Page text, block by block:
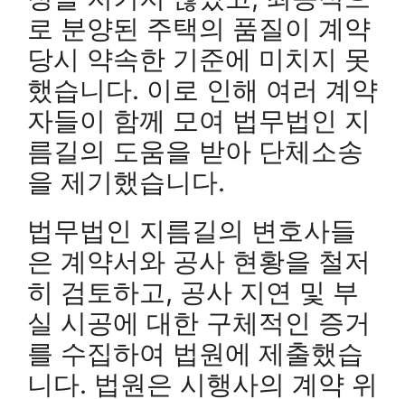
로 분양된 주택의 품질이 계약
당시 약속한 기준에 미치지 못
했습니다. 이로 인해 여러 계약
자들이 함께 모여 법무법인 지
름길의 도움을 받아 단체소송
을 제기했습니다.
법무법인 지름길의 변호사들
은 계약서와 공사 현황을 철저
히 검토하고, 공사 지연 및 부
실 시공에 대한 구체적인 증거
를 수집하여 법원에 제출했습
니다. 법원은 시행사의 계약 위